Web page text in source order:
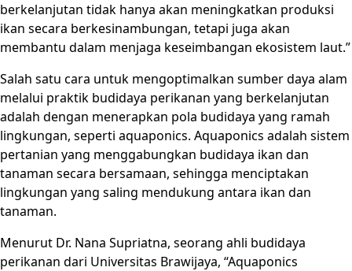
berkelanjutan tidak hanya akan meningkatkan produksi
ikan secara berkesinambungan, tetapi juga akan
membantu dalam menjaga keseimbangan ekosistem laut.”
Salah satu cara untuk mengoptimalkan sumber daya alam
melalui praktik budidaya perikanan yang berkelanjutan
adalah dengan menerapkan pola budidaya yang ramah
lingkungan, seperti aquaponics. Aquaponics adalah sistem
pertanian yang menggabungkan budidaya ikan dan
tanaman secara bersamaan, sehingga menciptakan
lingkungan yang saling mendukung antara ikan dan
tanaman.
Menurut Dr. Nana Supriatna, seorang ahli budidaya
perikanan dari Universitas Brawijaya, “Aquaponics